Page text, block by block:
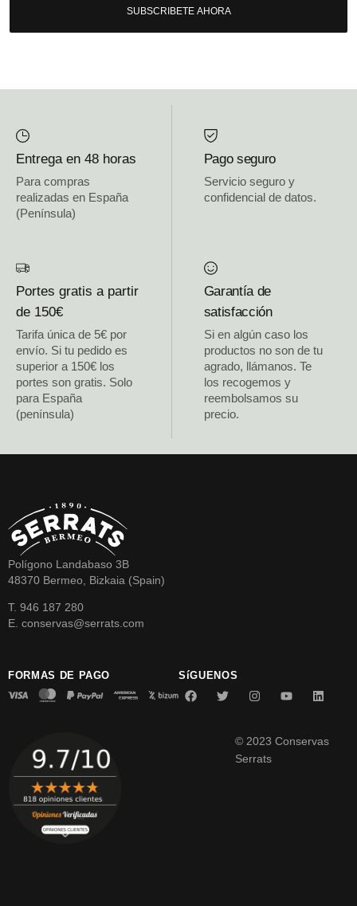
SUBSCRIBETE AHORA
Entrega en 48 horas
Para compras
realizadas en España
(Península)
Pago seguro
Servicio seguro y
confidencial de datos.
Portes gratis a partir
de 150€
Tarifa única de 5€ por
envío. Si tu pedido es
superior a 150€ los
portes son gratis. Solo
para España
(península)
Garantía de
satisfacción
Si en algún caso los
productos no son de tu
agrado, llámanos. Te
los recogemos y
reembolsamos su
precio.
Polígono Landabaso 3B
48370 Bermeo, Bizkaia (Spain)
T. 946 187 280
E. conservas@serrats.com
FORMAS DE PAGO SíGUENOS
© 2023 Conservas
Serrats